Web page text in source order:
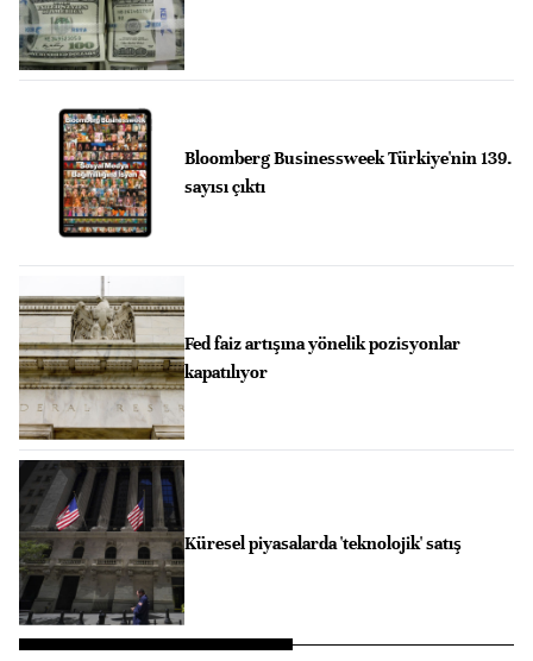
Bloomberg Businessweek Türkiye'nin 139.
sayısı çıktı
Fed faiz artışına yönelik pozisyonlar
kapatılıyor
Küresel piyasalarda 'teknolojik' satış